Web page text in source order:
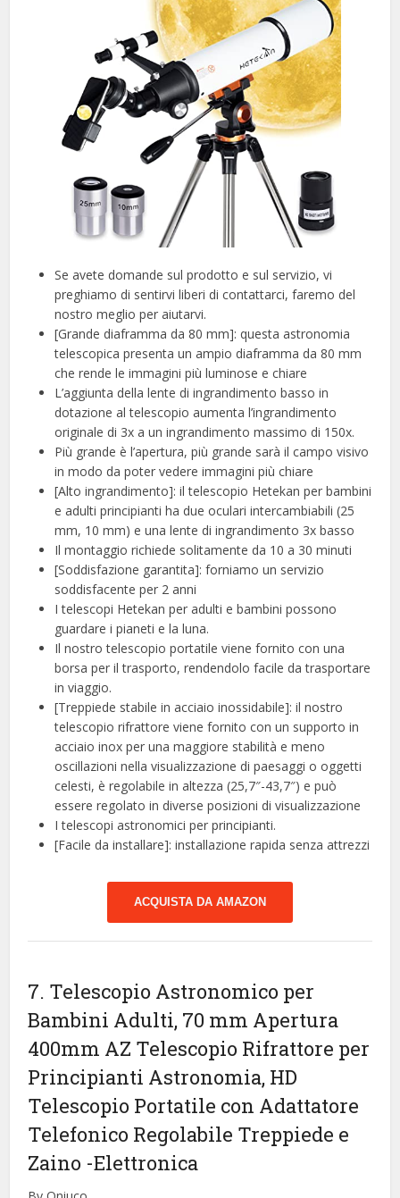
Se avete domande sul prodotto e sul servizio, vi
preghiamo di sentirvi liberi di contattarci, faremo del
nostro meglio per aiutarvi.
[Grande diaframma da 80 mm]: questa astronomia
telescopica presenta un ampio diaframma da 80 mm
che rende le immagini più luminose e chiare
L’aggiunta della lente di ingrandimento basso in
dotazione al telescopio aumenta l’ingrandimento
originale di 3x a un ingrandimento massimo di 150x.
Più grande è l’apertura, più grande sarà il campo visivo
in modo da poter vedere immagini più chiare
[Alto ingrandimento]: il telescopio Hetekan per bambini
e adulti principianti ha due oculari intercambiabili (25
mm, 10 mm) e una lente di ingrandimento 3x basso
Il montaggio richiede solitamente da 10 a 30 minuti
[Soddisfazione garantita]: forniamo un servizio
soddisfacente per 2 anni
I telescopi Hetekan per adulti e bambini possono
guardare i pianeti e la luna.
Il nostro telescopio portatile viene fornito con una
borsa per il trasporto, rendendolo facile da trasportare
in viaggio.
[Treppiede stabile in acciaio inossidabile]: il nostro
telescopio rifrattore viene fornito con un supporto in
acciaio inox per una maggiore stabilità e meno
oscillazioni nella visualizzazione di paesaggi o oggetti
celesti, è regolabile in altezza (25,7″-43,7″) e può
essere regolato in diverse posizioni di visualizzazione
I telescopi astronomici per principianti.
[Facile da installare]: installazione rapida senza attrezzi
ACQUISTA DA AMAZON
7. Telescopio Astronomico per
Bambini Adulti, 70 mm Apertura
400mm AZ Telescopio Rifrattore per
Principianti Astronomia, HD
Telescopio Portatile con Adattatore
Telefonico Regolabile Treppiede e
Zaino -Elettronica